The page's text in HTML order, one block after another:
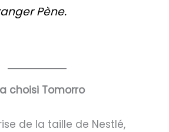
Pène.
choisi Tomorro
de la taille de Nestlé,